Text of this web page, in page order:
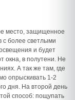
место, защищенное
с более светлыми
и будет
окна, в полутени. Не
А так же там, где
опрыскивать 1-2
дня. На второй день
способ: пощупать